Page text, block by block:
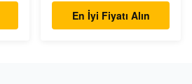
Dayanıklı
En İyi Fiyatı Alın